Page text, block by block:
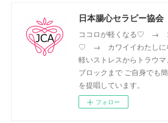
日本腸心セラピー協会
ココロが軽くなる♡ →
♡ → カワイイわたしに
軽いストレスからトラウ
ブロックまで ご自身でも
を提唱しています。
フォロー